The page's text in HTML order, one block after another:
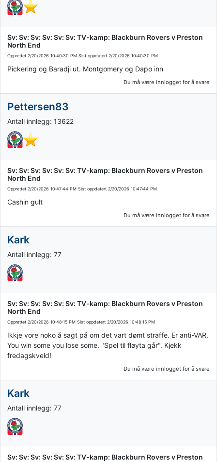
Sv: Sv: Sv: Sv: Sv: Sv: TV-kamp: Blackburn Rovers v Preston
North End
Opprettet 2/20/2026 10:40:30 PM Sist oppdatert 2/20/2026 10:40:30 PM
Pickering og Baradji ut. Montgomery og Dapo inn
Du må være innlogget for å svare
Pettersen83
Antall innlegg: 13622
Sv: Sv: Sv: Sv: Sv: Sv: TV-kamp: Blackburn Rovers v Preston
North End
Opprettet 2/20/2026 10:47:44 PM Sist oppdatert 2/20/2026 10:47:44 PM
Cashin gult
Du må være innlogget for å svare
Kark
Antall innlegg: 77
Sv: Sv: Sv: Sv: Sv: Sv: TV-kamp: Blackburn Rovers v Preston
North End
Opprettet 2/20/2026 10:48:15 PM Sist oppdatert 2/20/2026 10:48:15 PM
Ikkje vore noko å sagt på om det vart dømt straffe. Er anti-VAR.
You win some you lose some. "Spel til fløyta går". Kjekk
fredagskveld!
Du må være innlogget for å svare
Kark
Antall innlegg: 77
Sv: Sv: Sv: Sv: Sv: Sv: TV-kamp: Blackburn Rovers v Preston